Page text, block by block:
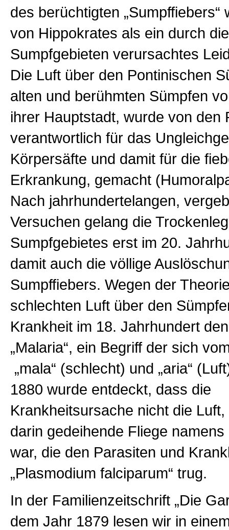
des berüchtigten „Sumpffiebers“
von Hippokrates als ein durch
Sumpfgebieten verursachtes
Die Luft über den Pontinischen
alten und berühmten Sümpfen
ihrer Hauptstadt, wurde von den
verantwortlich für das
Körpersäfte und damit für die
Erkrankung, gemacht
Nach jahrhundertelangen,
Versuchen gelang die
Sumpfgebietes erst im 20.
damit auch die völlige
Sumpffiebers. Wegen der
schlechten Luft über den
Krankheit im 18. Jahrhundert
„Malaria“, ein Begriff der sich
„mala“ (schlecht) und „aria“
1880 wurde entdeckt, dass die
Krankheitsursache nicht die
darin gedeihende Fliege namens
war, die den Parasiten und
„Plasmodium falciparum“ trug.
In der Familienzeitschrift „Die
dem Jahr 1879 lesen wir in